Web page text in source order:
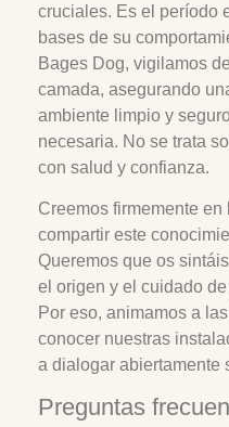
cruciales. Es el período
bases de su
Bages Dog, vigilamos
camada, asegurando
ambiente limpio y
necesaria. No se trata
con salud y confianza.
Creemos firmemente
compartir este
Queremos que os
el origen y el cuidado
Por eso, animamos a
conocer nuestras
a dialogar abiertamente
Preguntas